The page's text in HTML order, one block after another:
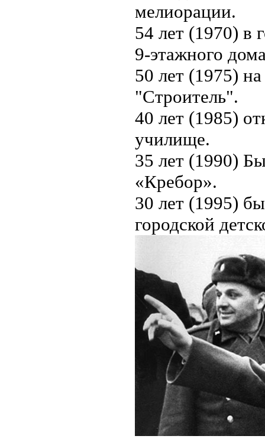
мелиорации.
54 лет (1970) в
9-этажного
50 лет (1975)
"Строитель".
40 лет (1985)
училище.
35 лет (1990)
«Кребор».
30 лет (1995)
городской